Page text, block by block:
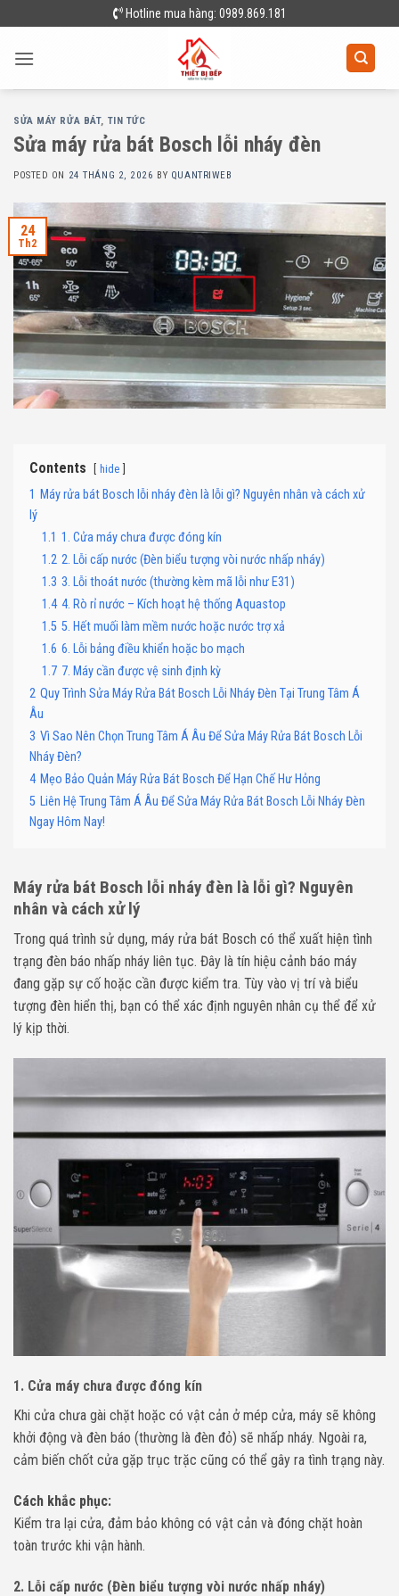
to
content
Hotline mua hàng: 0989.869.181
SỬA MÁY RỬA BÁT, TIN TỨC
Sửa máy rửa bát Bosch lỗi nháy đèn
POSTED ON 24 THÁNG 2, 2026 BY QUANTRIWEB
24
Th2
Contents hide
1 Máy rửa bát Bosch lỗi nháy đèn là lỗi gì? Nguyên nhân và cách xử
lý
1.1 1. Cửa máy chưa được đóng kín
1.2 2. Lỗi cấp nước (Đèn biểu tượng vòi nước nhấp nháy)
1.3 3. Lỗi thoát nước (thường kèm mã lỗi như E31)
1.4 4. Rò rỉ nước – Kích hoạt hệ thống Aquastop
1.5 5. Hết muối làm mềm nước hoặc nước trợ xả
1.6 6. Lỗi bảng điều khiển hoặc bo mạch
1.7 7. Máy cần được vệ sinh định kỳ
2 Quy Trình Sửa Máy Rửa Bát Bosch Lỗi Nháy Đèn Tại Trung Tâm Á
Âu
3 Vì Sao Nên Chọn Trung Tâm Á Âu Để Sửa Máy Rửa Bát Bosch Lỗi
Nháy Đèn?
4 Mẹo Bảo Quản Máy Rửa Bát Bosch Để Hạn Chế Hư Hỏng
5 Liên Hệ Trung Tâm Á Âu Để Sửa Máy Rửa Bát Bosch Lỗi Nháy Đèn
Ngay Hôm Nay!
Máy rửa bát Bosch lỗi nháy đèn là lỗi gì? Nguyên
nhân và cách xử lý
Trong quá trình sử dụng, máy rửa bát Bosch có thể xuất hiện tình
trạng đèn báo nhấp nháy liên tục. Đây là tín hiệu cảnh báo máy
đang gặp sự cố hoặc cần được kiểm tra. Tùy vào vị trí và biểu
tượng đèn hiển thị, bạn có thể xác định nguyên nhân cụ thể để xử
lý kịp thời.
1. Cửa máy chưa được đóng kín
Khi cửa chưa gài chặt hoặc có vật cản ở mép cửa, máy sẽ không
khởi động và đèn báo (thường là đèn đỏ) sẽ nhấp nháy. Ngoài ra,
cảm biến chốt cửa gặp trục trặc cũng có thể gây ra tình trạng này.
Cách khắc phục:
Kiểm tra lại cửa, đảm bảo không có vật cản và đóng chặt hoàn
toàn trước khi vận hành.
2. Lỗi cấp nước (Đèn biểu tượng vòi nước nhấp nháy)